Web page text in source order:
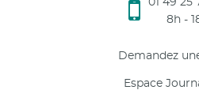
01 49 25
8h -
Demandez
Espace